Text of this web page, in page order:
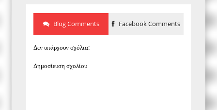
Blog Comments Facebook Comments
Δεν υπάρχουν σχόλια:
Δημοσίευση σχολίου